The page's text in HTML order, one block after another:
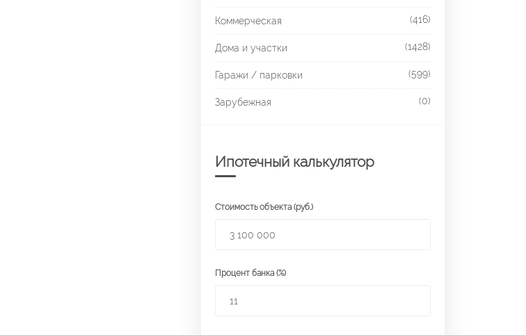
Коммерческая (416)
Дома и участки (1428)
Гаражи / парковки (599)
Зарубежная (0)
Ипотечный калькулятор
Стоимость объекта (руб.)
Процент банка (%)